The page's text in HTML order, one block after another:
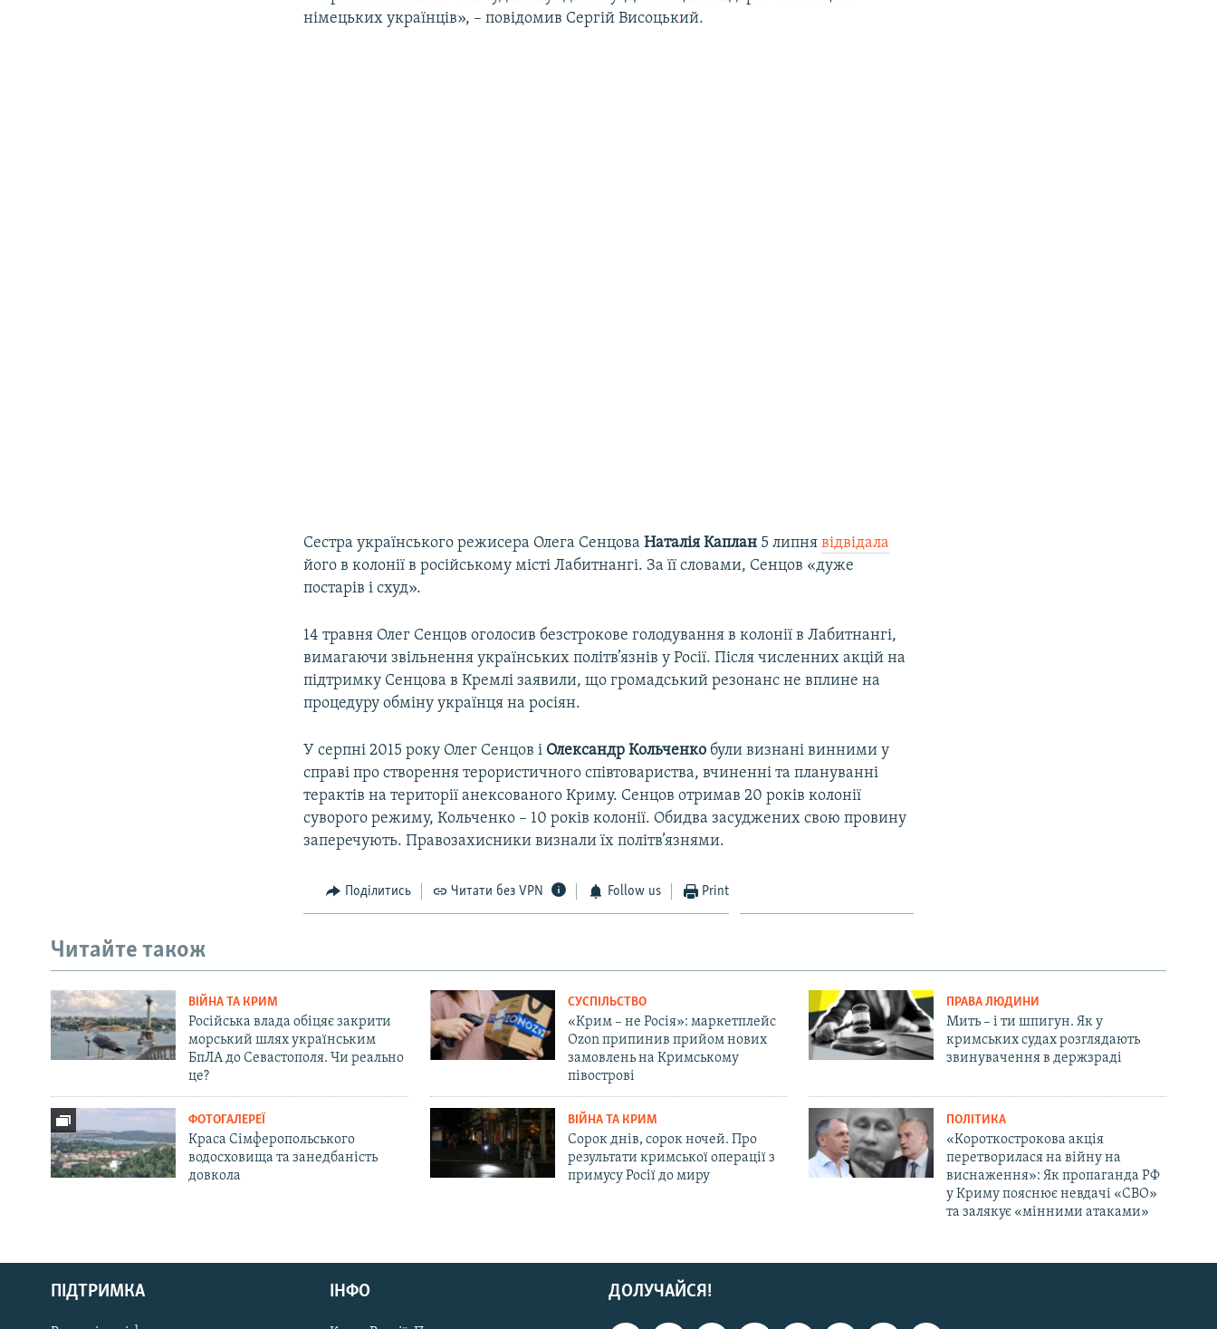
Русский
Qırımtatar
німецьких українців», – повідомив Сергій Висоцький.
Сестра українського режисера Олега СенцоваНаталія Каплан 5 липнявідвідала
його в колонії в російському місті Лабитнангі. За її словами, Сенцов «дуже
постарів і схуд».
14 травня Олег Сенцов оголосив безстрокове голодування в колонії в Лабитнангі,
вимагаючи звільнення українських політв’язнів у Росії. Після численних акцій на
підтримку Сенцова в Кремлі заявили, що громадський резонанс не вплине на
процедуру обміну українця на росіян.
У серпні 2015 року Олег Сенцов і Олександр Кольченко були визнані винними у
справі про створення терористичного співтовариства, вчиненні та плануванні
терактів на території анексованого Криму. Сенцов отримав 20 років колонії
суворого режиму, Кольченко – 10 років колонії. Обидва засуджених свою провину
заперечують. Правозахисники визнали їх політв’язнями.
Поділитись Читати без VPN Follow us Print
Читайте також
ВІЙНА ТА КРИМ
Російська влада обіцяє закрити
морський шлях українським
БпЛА до Севастополя. Чи реально
це?
СУСПІЛЬСТВО
«Крим – не Росія»: маркетплейс
Ozon припинив прийом нових
замовлень на Кримському
півострові
ПРАВА ЛЮДИНИ
Мить – і ти шпигун. Як у
кримських судах розглядають
звинувачення в держзраді
ФОТОГАЛЕРЕЇ
Краса Сімферопольського
водосховища та занедбаність
довкола
ВІЙНА ТА КРИМ
Сорок днів, сорок ночей. Про
результати кримської операції з
примусу Росії до миру
ПОЛІТИКА
«Короткострокова акція
перетворилася на війну на
виснаження»: Як пропаганда РФ
у Криму пояснює невдачі «СВО»
та залякує «мінними атаками»
ДОЛУЧАЙСЯ!
ПІДТРИМКА ІНФО